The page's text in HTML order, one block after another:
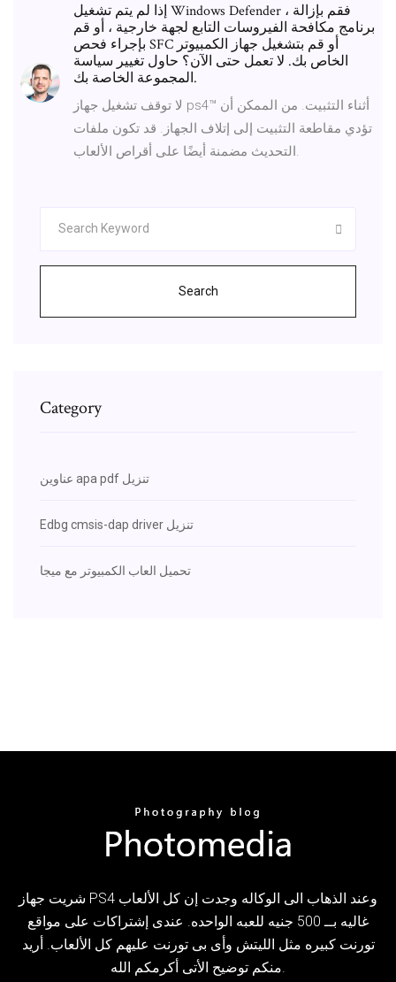
إذا لم يتم تشغيل Windows Defender ، فقم بإزالة
برنامج مكافحة الفيروسات التابع لجهة خارجية ، أو قم
بإجراء فحص SFC أو قم بتشغيل جهاز الكمبيوتر
الخاص بك. لا تعمل حتى الآن؟ حاول تغيير سياسة
المجموعة الخاصة بك.
لا توقف تشغيل جهاز ps4™‎ أثناء التثبيت. من الممكن أن
تؤدي مقاطعة التثبيت إلى إتلاف الجهاز. قد تكون ملفات
التحديث مضمنة أيضًا على أقراص الألعاب.
Search
Category
عناوين apa pdf تنزيل
Edbg cmsis-dap driver تنزيل
تحميل العاب الكمبيوتر مع ميجا
شريت جهاز PS4 وعند الذهاب الى الوكاله وجدت إن كل الألعاب
غاليه بــ 500 جنيه للعبه الواحده. عندى إشتراكات على مواقع
تورنت كبيره مثل الليتش وأى بى تورنت عليهم كل الألعاب. أريد